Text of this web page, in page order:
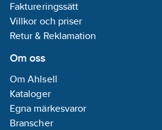
Faktureringssätt
Villkor och priser
Retur & Reklamation
Om oss
Om Ahlsell
Kataloger
Egna märkesvaror
Branscher